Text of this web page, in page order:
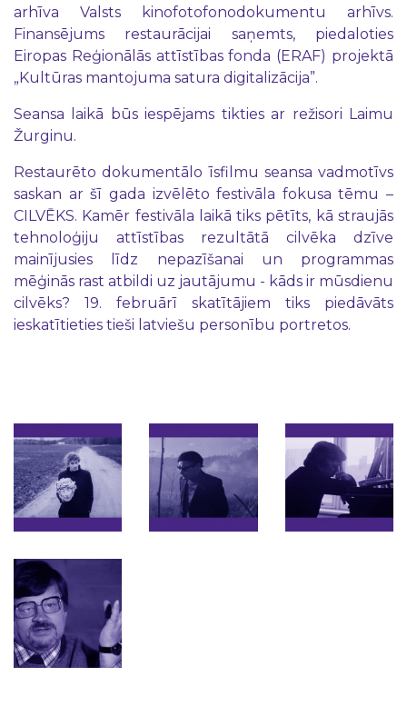
arhīva Valsts kinofotofonodokumentu arhīvs.
Finansējums restaurācijai saņemts, piedaloties
Eiropas Reģionālās attīstības fonda (ERAF) projektā
„Kultūras mantojuma satura digitalizācija”.
Seansa laikā būs iespējams tikties ar režisori Laimu
Žurginu.
Restaurēto dokumentālo īsfilmu seansa vadmotīvs
saskan ar šī gada izvēlēto festivāla fokusa tēmu –
CILVĒKS. Kamēr festivāla laikā tiks pētīts, kā straujās
tehnoloģiju attīstības rezultātā cilvēka dzīve
mainījusies līdz nepazīšanai un programmas
mēģinās rast atbildi uz jautājumu - kāds ir mūsdienu
cilvēks? 19. februārī skatītājiem tiks piedāvāts
ieskatītieties tieši latviešu personību portretos.